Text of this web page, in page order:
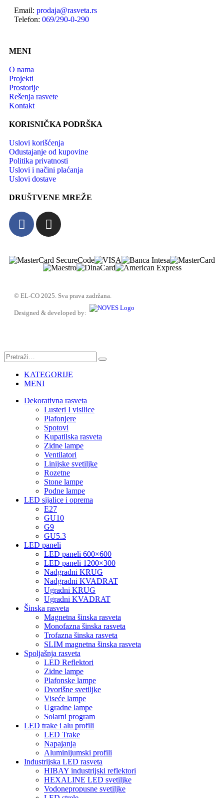
Email: prodaja@rasveta.rs
Telefon: 069/290-0-290
MENI
O nama
Projekti
Prostorije
Rešenja rasvete
Kontakt
KORISNIČKA PODRŠKA
Uslovi korišćenja
Odustajanje od kupovine
Politika privatnosti
Uslovi i načini plaćanja
Uslovi dostave
DRUŠTVENE MREŽE
© EL-CO 2025. Sva prava zadržana.
Designed & developed by:
KATEGORIJE
MENI
Dekorativna rasveta
Lusteri I visilice
Plafonjere
Spotovi
Kupatilska rasveta
Zidne lampe
Ventilatori
Linijske svetiljke
Rozetne
Stone lampe
Podne lampe
LED sijalice i oprema
E27
GU10
G9
GU5.3
LED paneli
LED paneli 600×600
LED paneli 1200×300
Nadgradni KRUG
Nadgradni KVADRAT
Ugradni KRUG
Ugradni KVADRAT
Šinska rasveta
Magnetna šinska rasveta
Monofazna šinska rasveta
Trofazna šinska rasveta
SLIM magnetna šinska rasveta
Spoljašnja rasveta
LED Reflektori
Zidne lampe
Plafonske lampe
Dvorišne svetiljke
Viseće lampe
Ugradne lampe
Solarni program
LED trake i alu profili
LED Trake
Napajanja
Aluminijumski profili
Industrijska LED rasveta
HIBAY industrijski reflektori
HEXALINE LED svetiljke
Vodonepropusne svetiljke